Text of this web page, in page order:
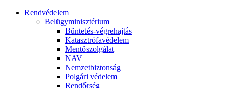
Rendvédelem
Belügyminisztérium
Büntetés-végrehajtás
Katasztrófavédelem
Mentőszolgálat
NAV
Nemzetbiztonság
Polgári védelem
Rendőrség